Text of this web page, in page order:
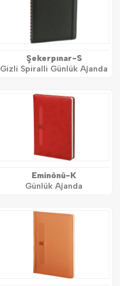
Şekerpınar-S
Gizli Spiralli Günlük Ajanda
Eminönü-K
Günlük Ajanda